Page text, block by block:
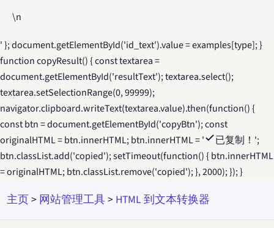
\n
' }; document.getElementById('id_text').value = examples[type]; }
function copyResult() { const textarea =
document.getElementById('resultText'); textarea.select();
textarea.setSelectionRange(0, 99999);
navigator.clipboard.writeText(textarea.value).then(function() {
const btn = document.getElementById('copyBtn'); const
originalHTML = btn.innerHTML; btn.innerHTML = '
已复制！ ';
btn.classList.add('copied'); setTimeout(function() { btn.innerHTML
= originalHTML; btn.classList.remove('copied'); }, 2000); }); }
主页> 网站管理工具> HTML 到文本转换器